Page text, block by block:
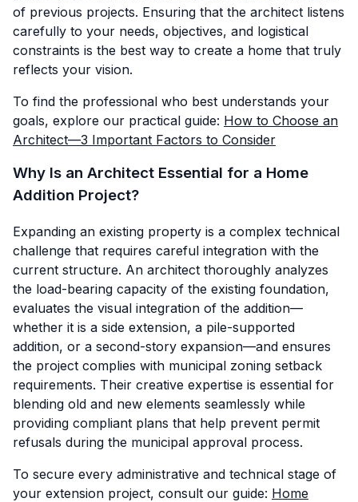
of previous projects. Ensuring that the architect listens
carefully to your needs, objectives, and logistical
constraints is the best way to create a home that truly
reflects your vision.
To find the professional who best understands your
goals, explore our practical guide: How to Choose an
Architect—3 Important Factors to Consider
Why Is an Architect Essential for a Home
Addition Project?
Expanding an existing property is a complex technical
challenge that requires careful integration with the
current structure. An architect thoroughly analyzes
the load-bearing capacity of the existing foundation,
evaluates the visual integration of the addition—
whether it is a side extension, a pile-supported
addition, or a second-story expansion—and ensures
the project complies with municipal zoning setback
requirements. Their creative expertise is essential for
blending old and new elements seamlessly while
providing compliant plans that help prevent permit
refusals during the municipal approval process.
To secure every administrative and technical stage of
your extension project, consult our guide: Home